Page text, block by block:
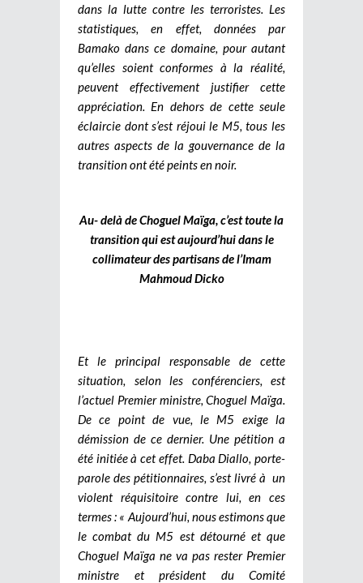
dans la lutte contre les terroristes. Les
statistiques, en effet, données par
Bamako dans ce domaine, pour autant
qu’elles soient conformes à la réalité,
peuvent effectivement justifier cette
appréciation. En dehors de cette seule
éclaircie dont s’est réjoui le M5, tous les
autres aspects de la gouvernance de la
transition ont été peints en noir.
Au- delà de Choguel Maïga, c’est toute la
transition qui est aujourd’hui dans le
collimateur des partisans de l’Imam
Mahmoud Dicko
Et le principal responsable de cette
situation, selon les conférenciers, est
l’actuel Premier ministre, Choguel Maïga.
De ce point de vue, le M5 exige la
démission de ce dernier. Une pétition a
été initiée à cet effet. Daba Diallo, porte-
parole des pétitionnaires, s’est livré à un
violent réquisitoire contre lui, en ces
termes : « Aujourd’hui, nous estimons que
le combat du M5 est détourné et que
Choguel Maïga ne va pas rester Premier
ministre et président du Comité